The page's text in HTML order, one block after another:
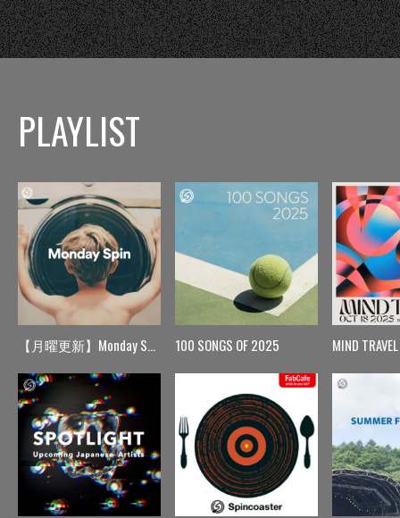
PLAYLIST
【月曜更新】Monday Spin 100 SONGS OF 2025 MIND TRAVEL